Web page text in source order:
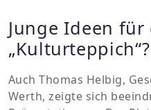
Junge Ideen für
„Kulturteppich“?
Auch Thomas Helbig,
Werth, zeigte sich